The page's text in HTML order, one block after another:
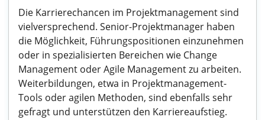
Die Karrierechancen im Projektmanagement sind
vielversprechend. Senior-Projektmanager haben
die Möglichkeit, Führungspositionen einzunehmen
oder in spezialisierten Bereichen wie Change
Management oder Agile Management zu arbeiten.
Weiterbildungen, etwa in Projektmanagement-
Tools oder agilen Methoden, sind ebenfalls sehr
gefragt und unterstützen den Karriereaufstieg.